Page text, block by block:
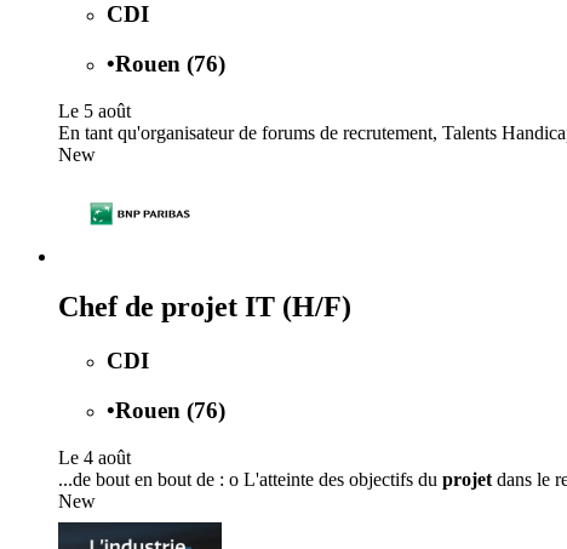
CDI
•Rouen (76)
Le 5 août
En tant qu'organisateur de forums de recrutement, Talents
New
Chef de projet IT (H/F)
CDI
•Rouen (76)
Le 4 août
...de bout en bout de : o L'atteinte des objectifs du projet dans le
New